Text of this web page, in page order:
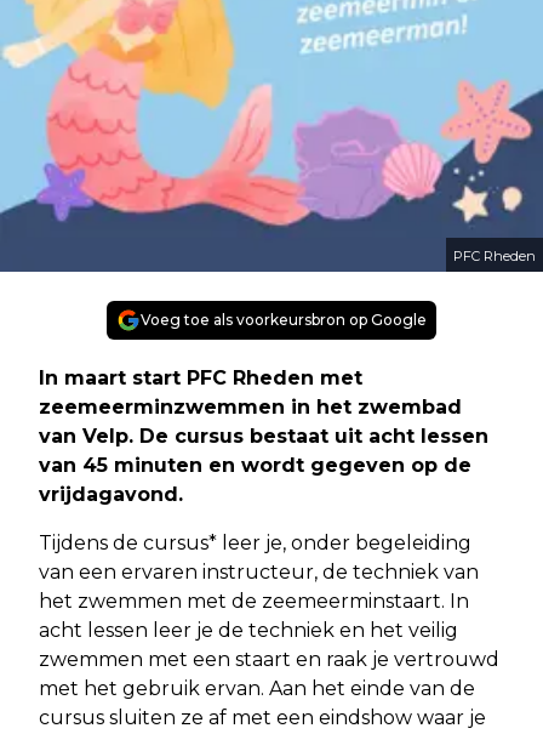
PFC Rheden
Voeg toe als voorkeursbron op Google
In maart start PFC Rheden met
zeemeerminzwemmen in het zwembad
van Velp. De cursus bestaat uit acht lessen
van 45 minuten en wordt gegeven op de
vrijdagavond.
Tijdens de cursus* leer je, onder begeleiding
van een ervaren instructeur, de techniek van
het zwemmen met de zeemeerminstaart. In
acht lessen leer je de techniek en het veilig
zwemmen met een staart en raak je vertrouwd
met het gebruik ervan. Aan het einde van de
cursus sluiten ze af met een eindshow waar je